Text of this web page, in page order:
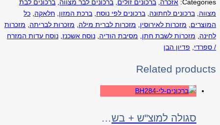
Categories: אזכרה ברכונים זולים ברכונים לבר מצווה ברכונים לבת
מצווה ברכונים לחתונה ברכונים לפי נוסח ברכת המזון חלאקה כל
המוצרים
מזכרות לאירוסין מזכרות לברית מילה מזכרות לבריתה
מזכרות
לחינה
מזכרות לשבת חתן מסיבת הודיה נוסח אשכנז נוסח עדות המזרח
/ ספרדי
פדיון הבן
Related products